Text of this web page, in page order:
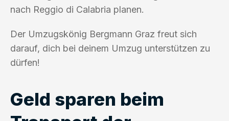
nach Reggio di Calabria planen.
Der Umzugskönig Bergmann Graz freut sich
darauf, dich bei deinem Umzug unterstützen zu
dürfen!
Geld sparen beim